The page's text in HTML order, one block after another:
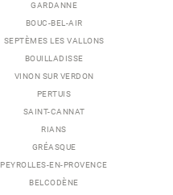
GARDANNE
BOUC-BEL-AIR
SEPTÈMES LES VALLONS
BOUILLADISSE
VINON SUR VERDON
PERTUIS
SAINT-CANNAT
RIANS
GRÉASQUE
PEYROLLES-EN-PROVENCE
BELCODÈNE